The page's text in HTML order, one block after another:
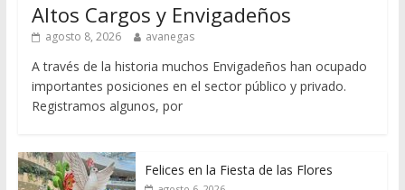
Altos Cargos y Envigadeños
agosto 8, 2026 avanegas
A través de la historia muchos Envigadeños han ocupado
importantes posiciones en el sector público y privado.
Registramos algunos, por
Felices en la Fiesta de las Flores